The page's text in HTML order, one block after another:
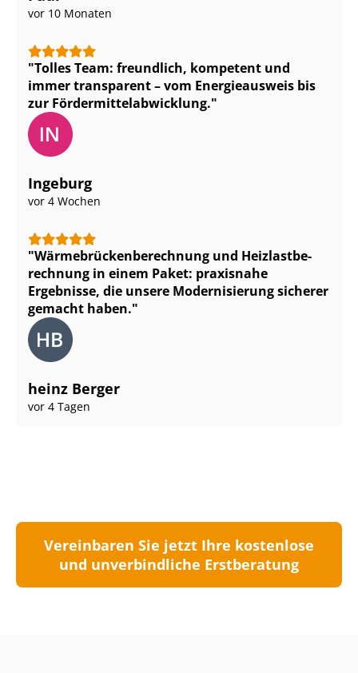
vor 10 Monaten
Tolles Team: freundlich, kompetent und
immer transparent – vom Energieausweis bis
zur För­der­mit­tel­ab­wick­lung.
Ingeburg
vor 4 Wochen
Wär­me­brü­cken­be­rech­nung und Heiz­last­be­
rech­nung in einem Paket: praxisnahe
Ergebnisse, die unsere Modernisierung sicherer
gemacht haben.
heinz Berger
vor 4 Tagen
Vereinbaren Sie jetzt Ihre kostenlose
und unverbindliche Erstberatung